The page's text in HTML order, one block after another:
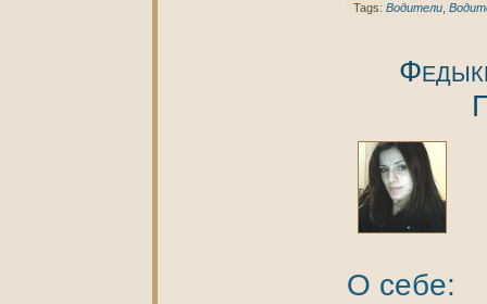
Tags: Водители,
О себе: